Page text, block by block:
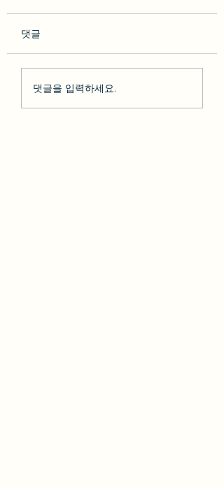
so********* 2023-02-10
댓글
댓글을 입력하세요.